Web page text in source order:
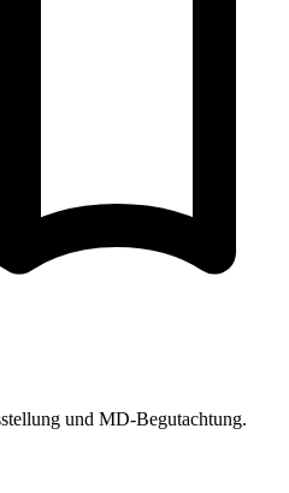
und MD-Begutachtung.